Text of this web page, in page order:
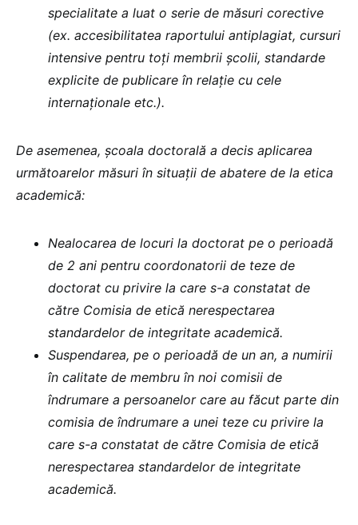
specialitate a luat o serie de măsuri corective
(ex. accesibilitatea raportului antiplagiat, cursuri
intensive pentru toți membrii școlii, standarde
explicite de publicare în relație cu cele
internaționale etc.).
De asemenea, școala doctorală a decis aplicarea
următoarelor măsuri în situații de abatere de la etica
academică:
Nealocarea de locuri la doctorat pe o perioadă
de 2 ani pentru coordonatorii de teze de
doctorat cu privire la care s-a constatat de
către Comisia de etică nerespectarea
standardelor de integritate academică.
Suspendarea, pe o perioadă de un an, a numirii
în calitate de membru în noi comisii de
îndrumare a persoanelor care au făcut parte din
comisia de îndrumare a unei teze cu privire la
care s-a constatat de către Comisia de etică
nerespectarea standardelor de integritate
academică.